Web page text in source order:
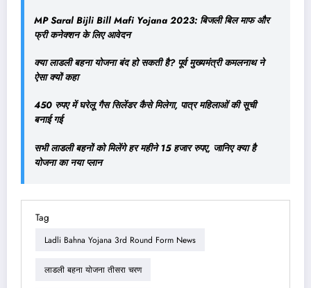
MP Saral Bijli Bill Mafi Yojana 2023: बिजली बिल माफ और
फ्री कनेक्शन के लिए आवेदन
क्या लाडली बहना योजना बंद हो सकती है? पूर्व मुख्यमंत्री कमलनाथ ने
ऐसा क्यों कहा
450 रुपए में घरेलू गैस सिलेंडर कैसे मिलेगा, पात्र महिलाओं की सूची
बनाई गई
सभी लाडली बहनों को मिलेंगे हर महीने 15 हजार रुपए, जानिए क्या है
योजना का नया प्लान
Tag
Ladli Bahna Yojana 3rd Round Form News
लाडली बहना योजना तीसरा चरण